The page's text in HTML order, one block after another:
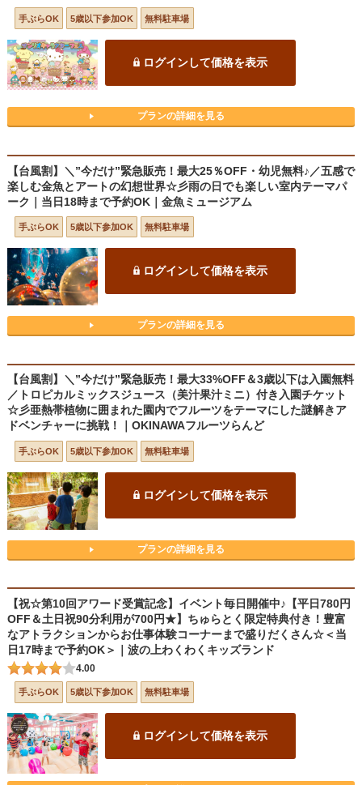
手ぶらOK 5歳以下参加OK 無料駐車場
ログインして価格を表示
プランの詳細を見る
【台風割】＼”今だけ”緊急販売！最大25％OFF・幼児無料♪／五感で
楽しむ金魚とアートの幻想世界☆彡雨の日でも楽しい室内テーマパ
ーク｜当日18時まで予約OK｜金魚ミュージアム
手ぶらOK 5歳以下参加OK 無料駐車場
ログインして価格を表示
プランの詳細を見る
【台風割】＼”今だけ”緊急販売！最大33%OFF＆3歳以下は入園無料
／トロピカルミックスジュース（美汁果汁ミニ）付き入園チケット
☆彡亜熱帯植物に囲まれた園内でフルーツをテーマにした謎解きア
ドベンチャーに挑戦！｜OKINAWAフルーツらんど
手ぶらOK 5歳以下参加OK 無料駐車場
ログインして価格を表示
プランの詳細を見る
【祝☆第10回アワード受賞記念】イベント毎日開催中♪【平日780円
OFF＆土日祝90分利用が700円★】ちゅらとく限定特典付き！豊富
なアトラクションからお仕事体験コーナーまで盛りだくさん☆＜当
日17時まで予約OK＞｜波の上わくわくキッズランド
4.00
手ぶらOK 5歳以下参加OK 無料駐車場
ログインして価格を表示